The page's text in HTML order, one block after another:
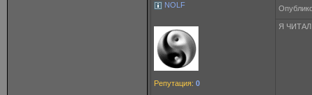
NOLF
Репутация: 0
Я